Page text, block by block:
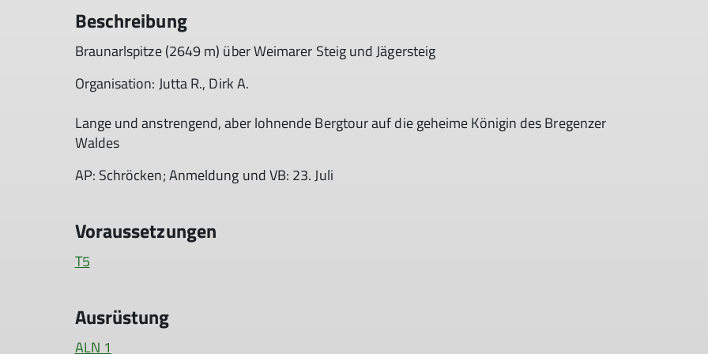
Beschreibung
Braunarlspitze (2649 m) über Weimarer Steig und Jägersteig
Organisation: Jutta R., Dirk A.
Lange und anstrengend, aber lohnende Bergtour auf die geheime Königin des Bregenzer
Waldes
AP: Schröcken; Anmeldung und VB: 23. Juli
Voraussetzungen
T5
Ausrüstung
ALN 1